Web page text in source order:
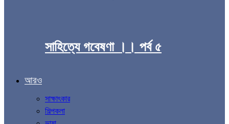
সাহিত্যে গবেষণা ।। পর্ব ৫
আরও
সাক্ষাৎকার
শিল্পকলা